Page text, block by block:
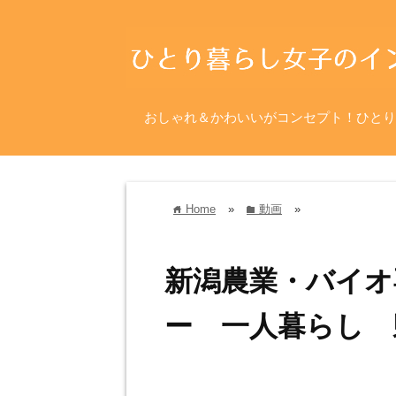
おしゃれ＆かわいいがコンセプト！ひと
home Home » folder 動画 »
新潟農業・バイ
ー 一人暮らし